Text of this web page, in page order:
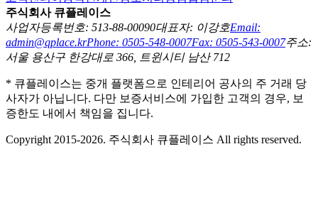
주식회사 큐플레이스
사업자등록번호: 513-88-00090대표자: 이강호Email:
admin@qplace.krPhone: 0505-548-0007Fax: 0505-543-0007주소:
서울 용산구 한강대로 366, 트윈시티 남산 712
* 큐플레이스는 중개 플랫폼으로 인테리어 공사의 주 거래 당
사자가 아닙니다. 다만 보증서비스에 가입한 고객의 경우, 보
증한도 내에서 책임을 집니다.
Copyright 2015-2026. 주식회사 큐플레이스 All rights reserved.